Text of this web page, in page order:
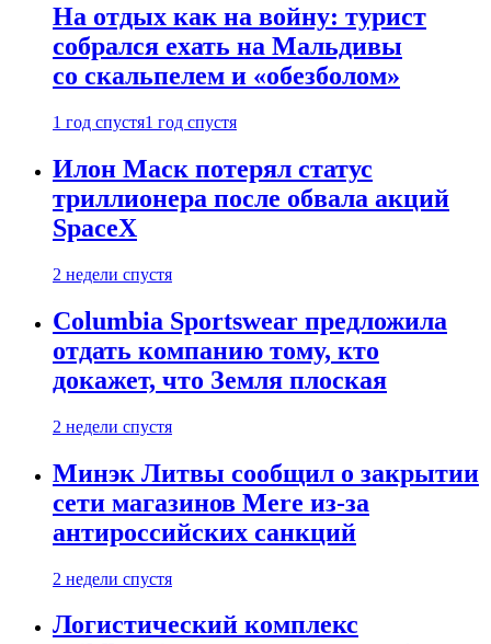
На отдых как на войну: турист
собрался ехать на Мальдивы
со скальпелем и «обезболом»
1 год спустя1 год спустя
Илон Маск потерял статус
триллионера после обвала акций
SpaceX
2 недели спустя
Columbia Sportswear предложила
отдать компанию тому, кто
докажет, что Земля плоская
2 недели спустя
Минэк Литвы сообщил о закрытии
сети магазинов Mere из-за
антироссийских санкций
2 недели спустя
Логистический комплекс